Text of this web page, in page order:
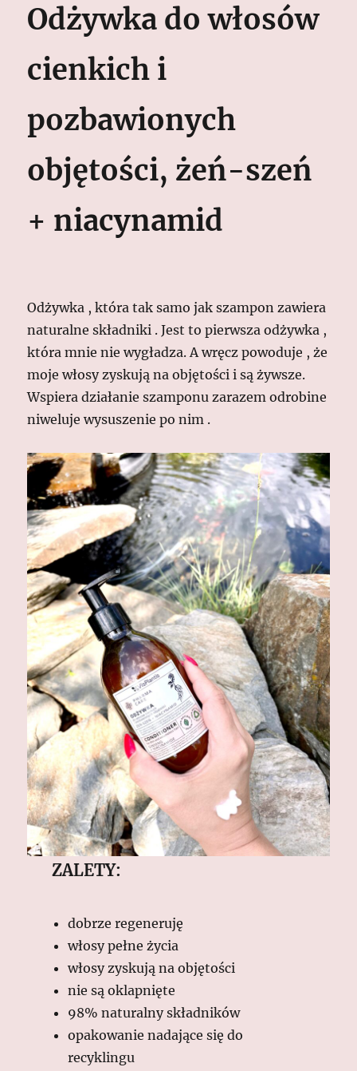
Odżywka do włosów
cienkich i
pozbawionych
objętości, żeń-szeń
+ niacynamid
Odżywka , która tak samo jak szampon zawiera
naturalne składniki . Jest to pierwsza odżywka ,
która mnie nie wygładza. A wręcz powoduje , że
moje włosy zyskują na objętości i są żywsze.
Wspiera działanie szamponu zarazem odrobine
niweluje wysuszenie po nim .
ZALETY:
dobrze regeneruję
włosy pełne życia
włosy zyskują na objętości
nie są oklapnięte
98% naturalny składników
opakowanie nadające się do
recyklingu